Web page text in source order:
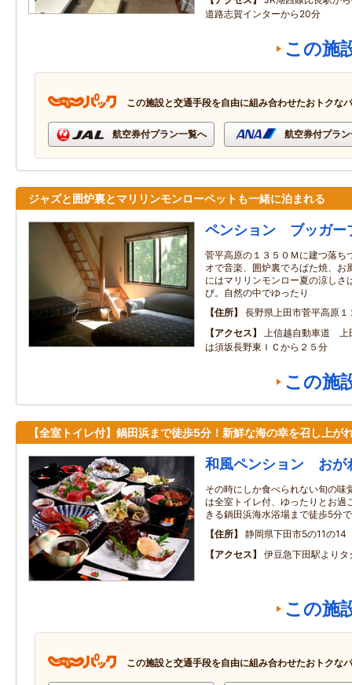
道路志賀インターから20分
この施
この施設と交通手段を自由に組み合わせたおトクな
航空券付プラン一覧へ 航空券付プラ
ジャズと囲炉裏とマリリンモンローペットも一緒に泊まれる
ペンション ブッガー
菅平高原の１３５０Ｍに建つ落ち
オで音楽、囲炉裏でろばた焼、お
にはマリリンモンロー夏の涼しさ
び。自然の中でゆったり
住所
長野県上田市菅平高原１
アクセス
上信越自動車道
は須坂長野東ＩＣから２５分
この施
【全室トイレ付】鍋田浜まで徒歩5分！新鮮な海の幸を召し上が
和風ペンション おが
その時にしか食べられない旬の味
は全室トイレ付、ゆったりとお過
きる鍋田浜海水浴場まで徒歩5分
住所
静岡県下田市5の11の14
アクセス
伊豆急下田駅より
この施
この施設と交通手段を自由に組み合わせたおトクな